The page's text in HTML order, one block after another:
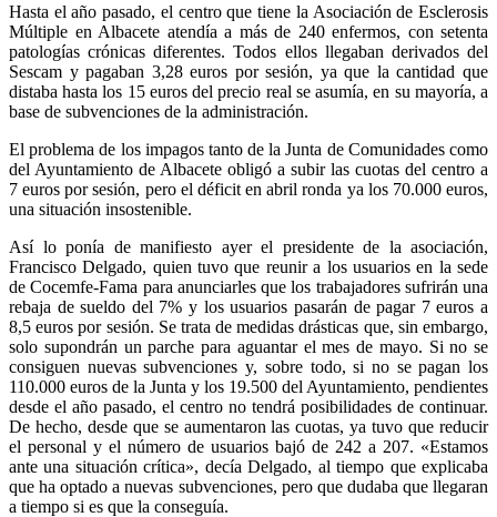
Hasta el año pasado, el centro que tiene la Asociación de Esclerosis
Múltiple en Albacete atendía a más de 240 enfermos, con setenta
patologías crónicas diferentes. Todos ellos llegaban derivados del
Sescam y pagaban 3,28 euros por sesión, ya que la cantidad que
distaba hasta los 15 euros del precio real se asumía, en su mayoría, a
base de subvenciones de la administración.
El problema de los impagos tanto de la Junta de Comunidades como
del Ayuntamiento de Albacete obligó a subir las cuotas del centro a
7 euros por sesión, pero el déficit en abril ronda ya los 70.000 euros,
una situación insostenible.
Así lo ponía de manifiesto ayer el presidente de la asociación,
Francisco Delgado, quien tuvo que reunir a los usuarios en la sede
de Cocemfe-Fama para anunciarles que los trabajadores sufrirán una
rebaja de sueldo del 7% y los usuarios pasarán de pagar 7 euros a
8,5 euros por sesión. Se trata de medidas drásticas que, sin embargo,
solo supondrán un parche para aguantar el mes de mayo. Si no se
consiguen nuevas subvenciones y, sobre todo, si no se pagan los
110.000 euros de la Junta y los 19.500 del Ayuntamiento, pendientes
desde el año pasado, el centro no tendrá posibilidades de continuar.
De hecho, desde que se aumentaron las cuotas, ya tuvo que reducir
el personal y el número de usuarios bajó de 242 a 207. «Estamos
ante una situación crítica», decía Delgado, al tiempo que explicaba
que ha optado a nuevas subvenciones, pero que dudaba que llegaran
a tiempo si es que la conseguía.